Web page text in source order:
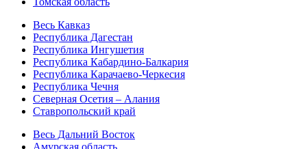
Весь Кавказ
Республика Дагестан
Республика Ингушетия
Республика Кабардино-Балкария
Республика Карачаево-Черкесия
Республика Чечня
Северная Осетия – Алания
Ставропольский край
Весь Дальний Восток
Амурская область